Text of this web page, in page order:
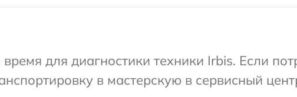
для диагностики техники Irbis. Если
в мастерскую в сервисный